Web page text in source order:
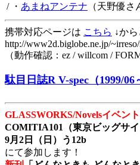
/ ・ あまねアンテナ （天野優さ
携帯対応ページは こちら ↓から
http://www2d.biglobe.ne.jp/
（動作確認：ez / willcom /
駄目日誌R V-spec（1999/06
GLASSWORKS/Novelsイベン
COMITIA101（東京ビッグサイ
9月2日（日）う12b
にて参加します！